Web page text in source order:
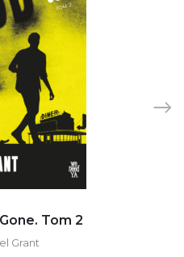
Tom 2
Grant